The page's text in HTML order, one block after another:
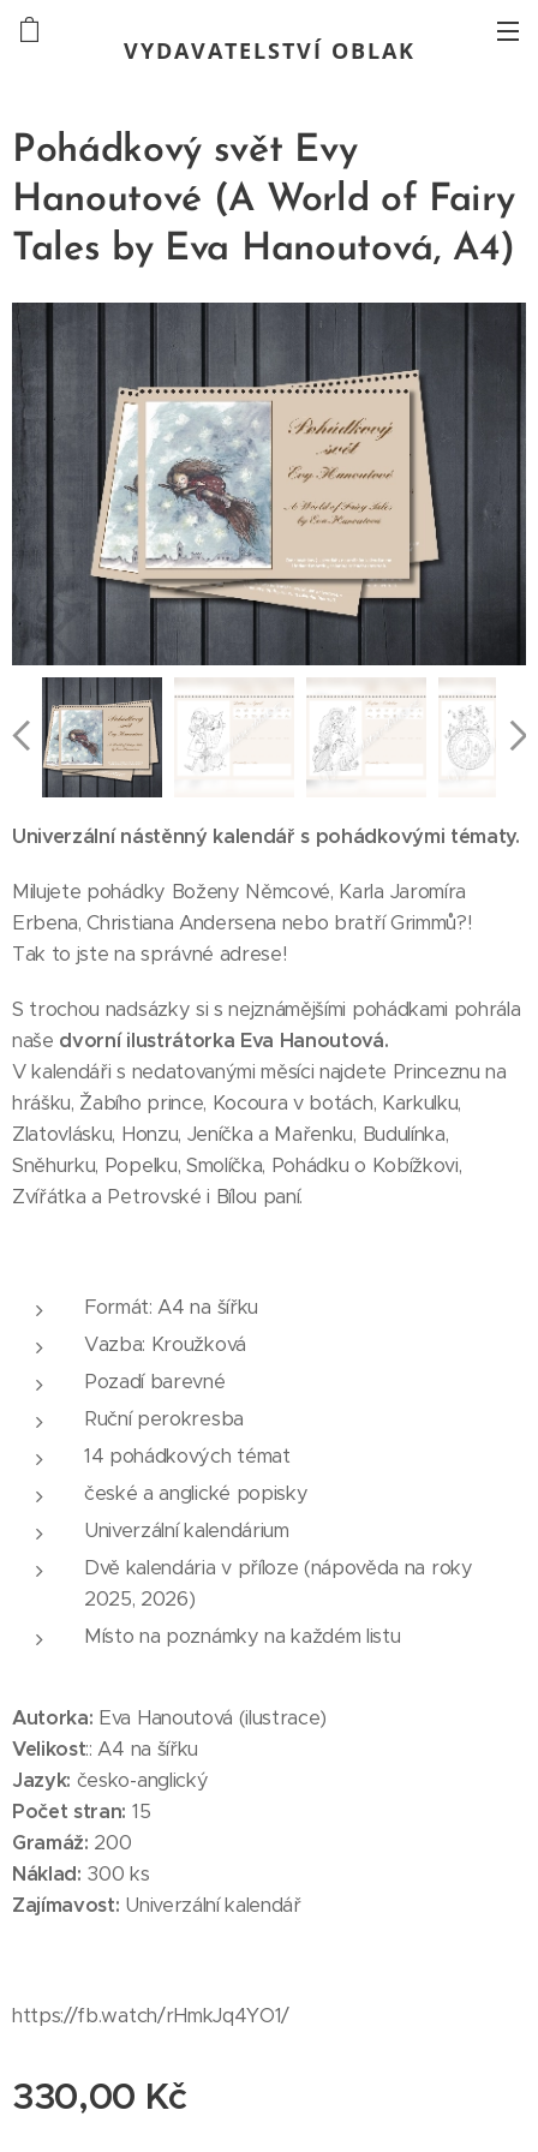
VYDAVATELSTVÍ OBLAK
Pohádkový svět Evy
Hanoutové (A World of Fairy
Tales by Eva Hanoutová, A4)
Univerzální nástěnný kalendář s pohádkovými tématy.
Milujete pohádky Boženy Němcové, Karla Jaromíra
Erbena, Christiana Andersena nebo bratří Grimmů?!
Tak to jste na správné adrese!
S trochou nadsázky si s nejznámějšími pohádkami pohrála
naše dvorní ilustrátorka Eva Hanoutová.
V kalendáři s nedatovanými měsíci najdete Princeznu na
hrášku, Žabího prince, Kocoura v botách, Karkulku,
Zlatovlásku, Honzu, Jeníčka a Mařenku, Budulínka,
Sněhurku, Popelku, Smolíčka, Pohádku o Kobížkovi,
Zvířátka a Petrovské i Bílou paní.
Formát: A4 na šířku
Vazba: Kroužková
Pozadí barevné
Ruční perokresba
14 pohádkových témat
české a anglické popisky
Univerzální kalendárium
Dvě kalendária v příloze (nápověda na roky
2025, 2026)
Místo na poznámky na každém listu
Autorka: Eva Hanoutová (ilustrace)
Velikost:: A4 na šířku
Jazyk: česko-anglický
Počet stran: 15
Gramáž: 200
Náklad: 300 ks
Zajímavost: Univerzální kalendář
https://fb.watch/rHmkJq4YO1/
330,00 Kč